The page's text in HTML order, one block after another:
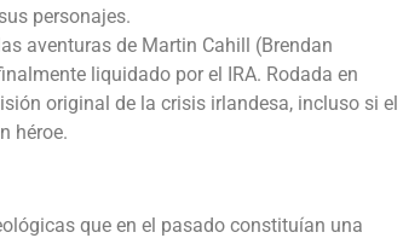
personajes.
aventuras de Martin Cahill (Brendan
liquidado por el IRA. Rodada en
original de la crisis irlandesa, incluso si el
héroe.
que en el pasado constituían una